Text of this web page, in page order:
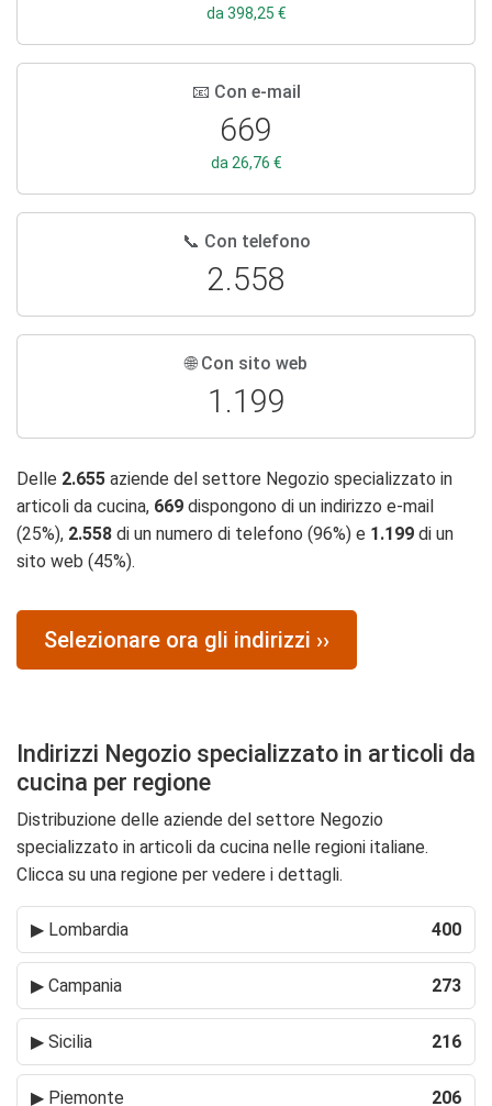
da 398,25 €
📧 Con e-mail
669
da 26,76 €
📞 Con telefono
2.558
🌐 Con sito web
1.199
Delle 2.655 aziende del settore Negozio specializzato in
articoli da cucina, 669 dispongono di un indirizzo e-mail
(25%), 2.558 di un numero di telefono (96%) e 1.199 di un
sito web (45%).
Selezionare ora gli indirizzi ››
Indirizzi Negozio specializzato in articoli da
cucina per regione
Distribuzione delle aziende del settore Negozio
specializzato in articoli da cucina nelle regioni italiane.
Clicca su una regione per vedere i dettagli.
▶ Lombardia 400
▶ Campania 273
▶ Sicilia 216
▶ Piemonte 206